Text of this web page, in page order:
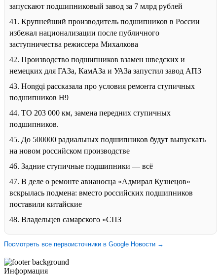
запускают подшипниковый завод за 7 млрд рублей
41. Крупнейший производитель подшипников в России
избежал национализации после публичного
заступничества режиссера Михалкова
42. Производство подшипников взамен шведских и
немецких для ГАЗа, КамАЗа и УАЗа запустил завод АПЗ
43. Hongqi рассказала про условия ремонта ступичных
подшипников H9
44. ТО 203 000 км, замена передних ступичных
подшипников.
45. До 500000 радиальных подшипников будут выпускать
на новом российском производстве
46. Задние ступичные подшипники — всё
47. В деле о ремонте авианосца «Адмирал Кузнецов»
вскрылась подмена: вместо российских подшипников
поставили китайские
48. Владельцев самарского «СПЗ
Посмотреть все первоисточники в Google Новости →
Информация